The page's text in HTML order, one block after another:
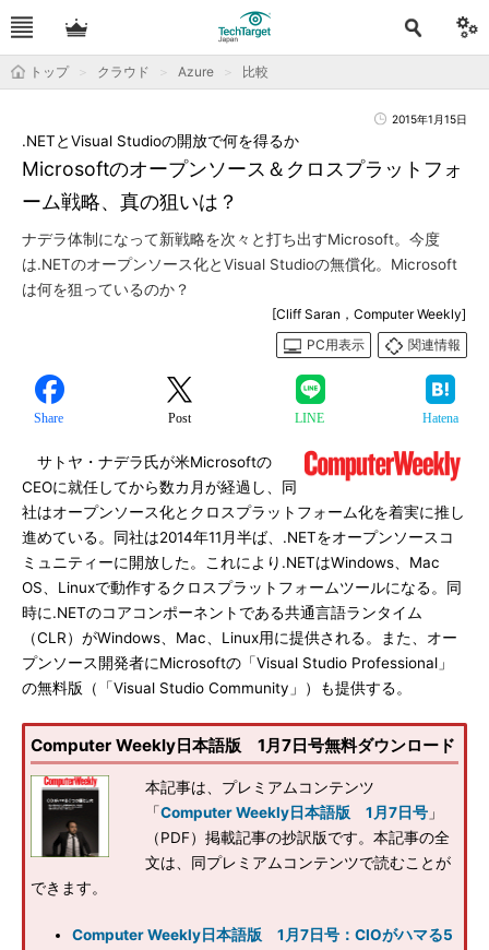
トップ クラウド Azure 比較
2015年1月15日
Microsoftのオープンソース＆クロスプラットフォ
ーム戦略、真の狙いは？
.NETとVisual Studioの開放で何を得るか
ナデラ体制になって新戦略を次々と打ち出すMicrosoft。今度
は.NETのオープンソース化とVisual Studioの無償化。Microsoft
は何を狙っているのか？
[Cliff Saran，Computer Weekly]
PC用表示
関連情報
Share Post LINE Hatena
サトヤ・ナデラ氏が米Microsoftの
CEOに就任してから数カ月が経過し、同
社はオープンソース化とクロスプラットフォーム化を着実に推し
進めている。同社は2014年11月半ば、.NETをオープンソースコ
ミュニティーに開放した。これにより.NETはWindows、Mac
OS、Linuxで動作するクロスプラットフォームツールになる。同
時に.NETのコアコンポーネントである共通言語ランタイム
（CLR）がWindows、Mac、Linux用に提供される。また、オー
プンソース開発者にMicrosoftの「Visual Studio Professional」
の無料版（「Visual Studio Community」）も提供する。
Computer Weekly日本語版 1月7日号無料ダウンロード
本記事は、プレミアムコンテンツ
「Computer Weekly日本語版 1月7日号 」
（PDF）掲載記事の抄訳版です。本記事の全
文は、同プレミアムコンテンツで読むことが
できます。
Computer Weekly日本語版 1月7日号：CIOがハマる5